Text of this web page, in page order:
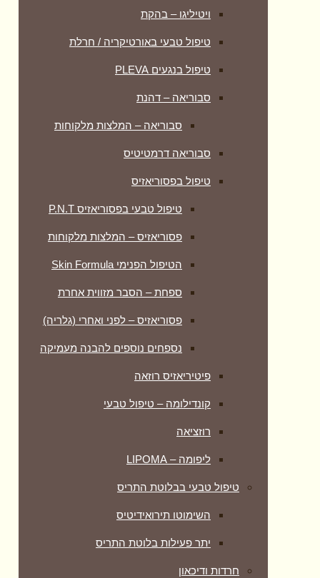
ויטיליגו – בהקת
טיפול טבעי באורטיקריה / חרלת
טיפול בנגעים PLEVA
סבוריאה – דהנת
סבוריאה – המלצות מלקוחות
סבוריאה דרמטיטיס
טיפול בפסוריאזיס
טיפול טבעי בפסוריאזיס P.N.T
פסוריאזיס – המלצות מלקוחות
הטיפול הפנימי Skin Formula
ספחת – הסבר מזווית אחרת
פסוריאזיס – לפני ואחרי (גלריה)
נספחים נוספים להבנה מעמיקה
פיטיריאזיס רוזאה
קונדילומה – טיפול טבעי
רוזציאה
ליפומה – LIPOMA
טיפול טבעי בבלוטת התריס
השימוטו תירואידיטיס
יתר פעילות בלוטת התריס
חרדות ודיכאון